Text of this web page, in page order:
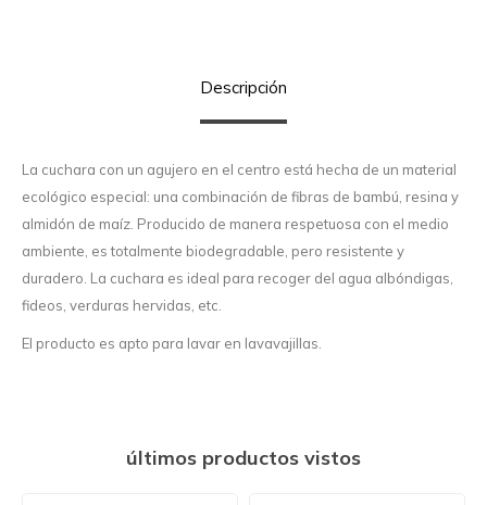
Descripción
La cuchara con un agujero en el centro está hecha de un material
ecológico especial: una combinación de fibras de bambú, resina y
almidón de maíz. Producido de manera respetuosa con el medio
ambiente, es totalmente biodegradable, pero resistente y
duradero. La cuchara es ideal para recoger del agua albóndigas,
fideos, verduras hervidas, etc.
El producto es apto para lavar en lavavajillas.
últimos productos vistos